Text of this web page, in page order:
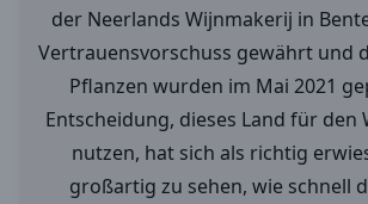
der Neerlands Wijnmakerij in
Vertrauensvorschuss gewährt und
Pflanzen wurden im Mai 2021
Entscheidung, dieses Land für den
nutzen, hat sich als richtig
großartig zu sehen, wie schnell